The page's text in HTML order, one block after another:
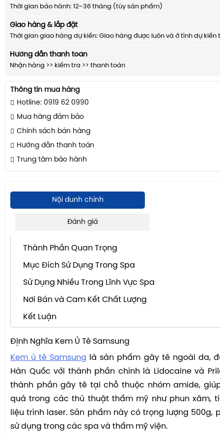
Thời gian bảo hành: 12–36 tháng (tùy sản phẩm)
Giao hàng & lắp đặt
Thời gian giao hàng dự kiến: Giao hàng được luôn và ở tình dự kiến
Hướng dẫn thanh toán
Nhận hàng >> kiểm tra >> thanh toán
Thông tin mua hàng
Hotline: 0919 62 0990
Mua hàng đảm bảo
Chính sách bán hàng
Hướng dẫn thanh toán
Trung tâm bảo hành
Nội dunh chính
Đánh giá
NỘI DUNG CHÍNH
Thành Phần Quan Trọng
Mục Đích Sử Dụng Trong Spa
Sử Dụng Nhiều Trong Lĩnh Vực Spa
Nơi Bán và Cam Kết Chất Lượng
Kết Luận
Định Nghĩa Kem Ủ Tê Samsung
Kem ủ tê Samsung là sản phẩm gây tê ngoài da,
Hàn Quốc với thành phần chính là Lidocaine và
thành phần gây tê tại chỗ thuộc nhóm amide,
quả trong các thủ thuật thẩm mỹ như phun xăm,
liệu trình laser. Sản phẩm này có trọng lượng 500g,
sử dụng trong các spa và thẩm mỹ viện.